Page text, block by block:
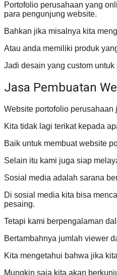
Portofolio perusahaan yang
para pengunjung website.
Bahkan jika misalnya kita
Atau anda memiliki produk
Jadi desain yang custom
Jasa Pembuatan
Website portofolio
Kita tidak lagi terikat kepada
Baik untuk membuat website
Selain itu kami juga siap
Sosial media adalah sarana
Di sosial media kita bisa
pesaing.
Tetapi kami berpengalaman
Bertambahnya jumlah viewer
Kita mengetahui bahwa jika
Mungkin saja kita akan